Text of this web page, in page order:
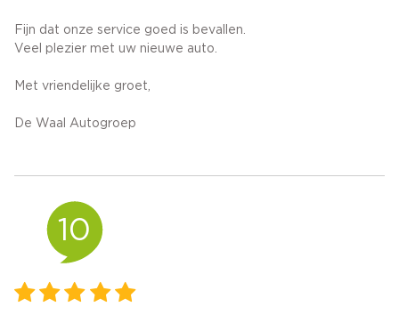
Fijn dat onze service goed is bevallen.
Veel plezier met uw nieuwe auto.
Met vriendelijke groet,
De Waal Autogroep
10